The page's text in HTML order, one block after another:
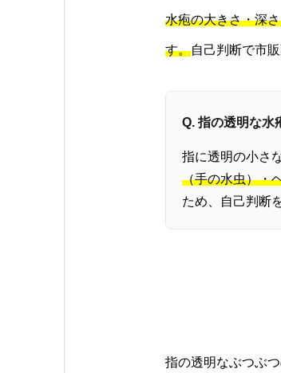
水疱の大きさ・深
す。自己判断で市
Q. 指の透明な水
指に透明の小さ
（手の水虫）・
ため、自己判断
指の透明なぶつぶ